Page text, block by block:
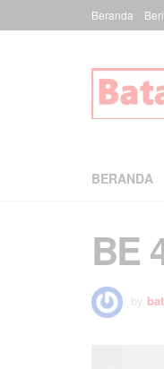
Beranda
BERANDA
BE
by